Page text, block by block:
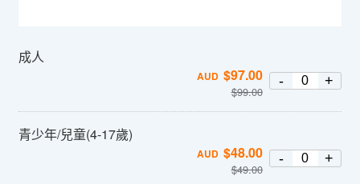
成人
AUD $97.00
$99.00
- +
青少年/兒童(4-17歲)
AUD $48.00
$49.00
- +